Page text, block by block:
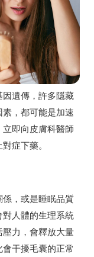
遺傳，許多隱藏
，都可能是加速
即向皮膚科醫師
症下藥。
，或是睡眠品質
人體的生理系統
力，會釋放大量
干擾毛囊的正常